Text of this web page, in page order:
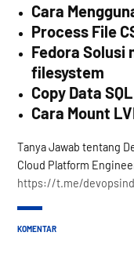
Cara
Process File
Fedora Solusi
filesystem
Copy Data
Cara Mount
Tanya Jawab tentang
Cloud Platform
https://t.me/
KOMENTAR